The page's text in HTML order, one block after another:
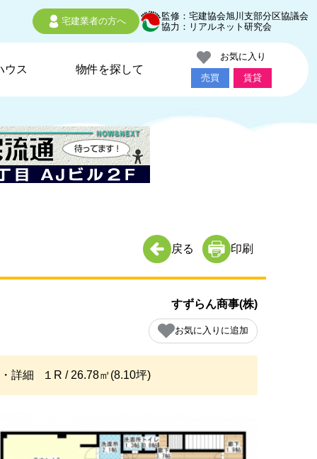
宅建業者の方へ
監修：宅建協会旭川支部分区協議会
協力：リアルネット研究会
ウス 物件を探して
お気に入り
売買
賃貸
戻る 印刷
すずらん商事(株)
お気に入りに追加
詳細 １R / 26.78㎡(8.10坪)